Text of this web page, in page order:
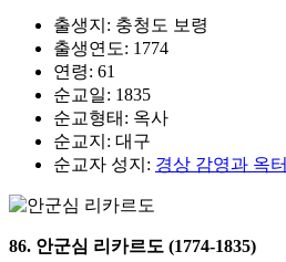
출생지: 충청도 보령
출생연도: 1774
연령: 61
순교일: 1835
순교형태: 옥사
순교지: 대구
순교자 성지: 경상 감영과 옥터
86. 안군심 리카르도 (1774-1835)